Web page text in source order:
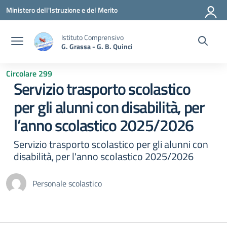
Vai ai contenuti
Vai al menu di navigazione
Vai al footer
Ministero dell'Istruzione e del Merito
Istituto Comprensivo
G. Grassa - G. B. Quinci
Circolare 299
Servizio trasporto scolastico
per gli alunni con disabilità, per
l’anno scolastico 2025/2026
Servizio trasporto scolastico per gli alunni con
disabilità, per l'anno scolastico 2025/2026
Personale scolastico